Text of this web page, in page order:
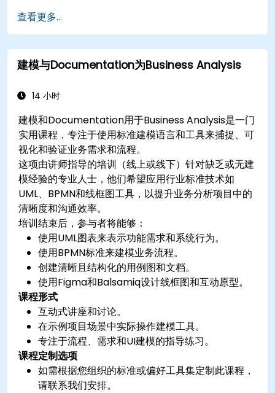
查看更多...
建模与Documentation为Business Analysis
14 小时
建模和Documentation用于Business Analysis是一门
实用课程，专注于使用标准建模语言和工具来捕捉、可
视化和验证业务需求和流程。
这项由讲师指导的培训（线上或线下）针对缺乏或无建
模经验的专业人士，他们希望应用行业标准技术如
UML、BPMN和线框图工具，以提升业务分析项目中的
清晰度和沟通效率。
培训结束后，参与者将能够：
使用UML图表来表示功能需求和系统行为。
使用BPMN标准来建模业务流程。
创建清晰且结构化的用例图和文档。
使用Figma和Balsamiq设计线框图和互动原型。
课程形式
互动式讲座和讨论。
在示例项目场景中实际操作建模工具。
专注于流程、需求和UI建模的指导练习。
课程定制选项
如需根据您组织的标准或偏好工具集定制此课程，
请联系我们安排。